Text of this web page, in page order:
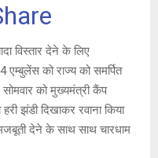
विस्तार देने के लिए
को राज्य को समर्पित
सोमवार को मुख्यमंत्री कैंप
झंडी दिखाकर रवाना किया
देने के साथ साथ चारधाम